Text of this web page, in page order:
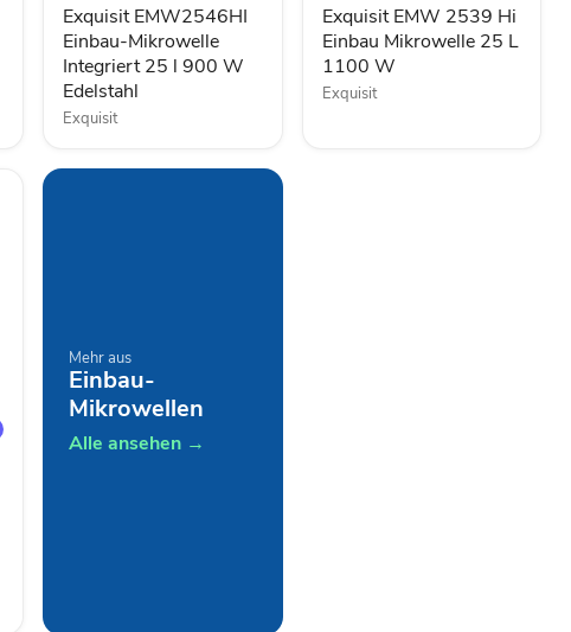
l
900
W
Edelstahl
Exquisit EMW2546HI
Einbau-Mikrowelle
Integriert 25 l 900 W
Edelstahl
Exquisit
25
L
1100
W
Exquisit EMW 2539 Hi
Einbau Mikrowelle 25 L
1100 W
Exquisit
Mehr aus
Einbau-
Mikrowellen
Alle ansehen →